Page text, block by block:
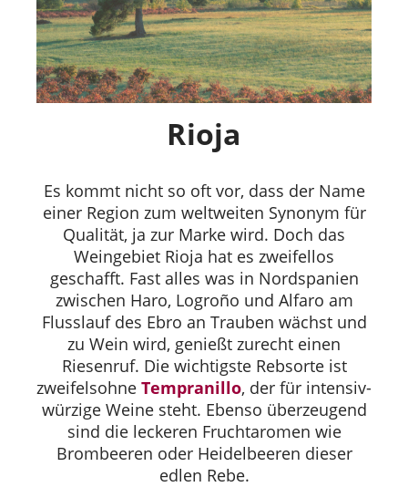
Rioja
Es kommt nicht so oft vor, dass der Name
einer Region zum weltweiten Synonym für
Qualität, ja zur Marke wird. Doch das
Weingebiet Rioja hat es zweifellos
geschafft. Fast alles was in Nordspanien
zwischen Haro, Logroño und Alfaro am
Flusslauf des Ebro an Trauben wächst und
zu Wein wird, genießt zurecht einen
Riesenruf. Die wichtigste Rebsorte ist
zweifelsohne Tempranillo, der für intensiv-
würzige Weine steht. Ebenso überzeugend
sind die leckeren Fruchtaromen wie
Brombeeren oder Heidelbeeren dieser
edlen Rebe.